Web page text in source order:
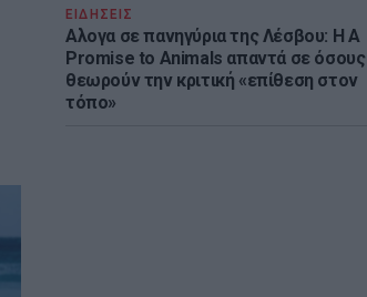
ΕΙΔΗΣΕΙΣ
Αλογα σε πανηγύρια της Λέσβου: Η A
Promise to Animals απαντά σε όσους
θεωρούν την κριτική «επίθεση στον
τόπο»